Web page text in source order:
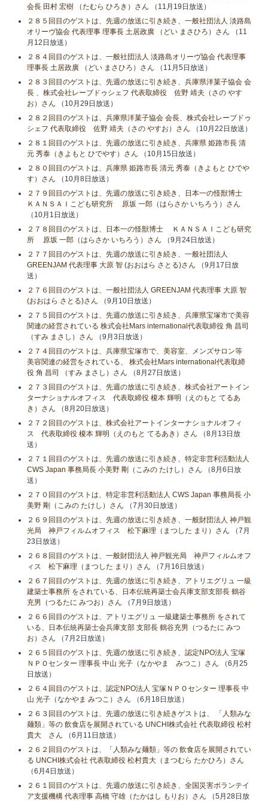
会長 田村 宏樹 （たむら ひろき）さん （11月19日放送）
２８５回目のゲストは、先週の放送に引き続き、一般社団法人 淡路島
オリーヴ協会 代表理事 理事長 土居政廣 （どい まさひろ）さん （11
月12日放送）
２８４回目のゲストは、一般社団法人 淡路島オリーヴ協会 代表理事
理事長 土居政廣 （どい まさひろ）さん （11月5日放送）
２８３回目のゲストは、先週の放送に引き続き、兵庫県洋菓子協会 会
長 、株式会社レーブドゥシェフ 代表取締役 佐野 靖夫（さの やす
お）さん （10月29日放送）
２８２回目のゲストは、兵庫県洋菓子協会 会長、株式会社レーブドゥ
シェフ 代表取締役 佐野 靖夫（さの やすお）さん （10月22日放送）
２８１回目のゲストは、先週の放送に引き続き、兵庫県 姫路市長 清
元 秀泰（きよもと ひでやす）さん （10月15日放送）
２８０回目のゲストは、兵庫県 姫路市長 清元 秀泰（きよもと ひでや
す）さん （10月8日放送）
２７９回目のゲストは、先週の放送に引き続き、日本一の怪獣博士
ＫＡＮＳＡＩこども研究所 原坂 一郎（はらさか いちろう）さん
（10月1日放送）
２７８回目のゲストは、日本一の怪獣博士 ＫＡＮＳＡＩこども研究
所 原坂 一郎（はらさか いちろう）さん （9月24日放送）
２７７回目のゲストは、先週の放送に引き続き、一般社団法人
GREENJAM 代表理事 大原 智 (おおはら さとる)さん （9月17日放
送）
２７６回目のゲストは、一般社団法人 GREENJAM 代表理事 大原 智
(おおはら さとる)さん （9月10日放送）
２７５回目のゲストは、先週の放送に引き続き、兵庫県宝塚市で美容
関連の経営されている 株式会社Mars international代表取締役 角 昌司
（すみ まさし）さん （9月3日放送）
２７４回目のゲストは、兵庫県宝塚市で、美容室、メンズサロン等
美容関連の経営をされている、 株式会社Mars international代表取締
役 角 昌司 （すみ まさし）さん （8月27日放送）
２７３回目のゲストは、先週の放送に引き続き、株式会社アートイン
ターナショナルオフィス 代表取締役 榎本 輝明（えのもと てるあ
き）さん （8月20日放送）
２７２回目のゲストは、株式会社アートインターナショナルオフィ
ス 代表取締役 榎本 輝明（えのもと てるあき）さん （8月13日放
送）
２７１回目のゲストは、先週の放送に引き続き、特定非営利活動法人
CWS Japan 事務局長 小美野 剛（こみの たけし）さん （8月6日放
送）
２７０回目のゲストは、特定非営利活動法人 CWS Japan 事務局長 小
美野 剛（こみの たけし）さん （7月30日放送）
２６９回目のゲストは、先週の放送に引き続き、一般財団法人 神戸観
光局 神戸フィルムオフィス 松下麻理（まつした まり）さん （7月
23日放送）
２６８回目のゲストは、一般財団法人 神戸観光局 神戸フィルムオフ
ィス 松下麻理（まつした まり）さん （7月16日放送）
２６７回目のゲストは、先週の放送に引き続き、アトリエグリュ 一級
建築士事務所 をされている、日本伝統再築士会兵庫支部支部長 鶴谷
充男（つるたに みつお）さん （7月9日放送）
２６６回目のゲストは、アトリエグリュ 一級建築士事務所 をされて
いる、日本伝統再築士会兵庫支部 支部長 鶴谷充男（つるたに みつ
お）さん （7月2日放送）
２６５回目のゲストは、先週の放送に引き続き、認定NPO法人 宝塚
ＮＰＯセンター 理事長 中山 光子（なかやま みつこ）さん （6月25
日放送）
２６４回目のゲストは、認定NPO法人 宝塚ＮＰＯセンター 理事長 中
山 光子（なかやま みつこ）さん （6月18日放送）
２６３回目のゲストは、先週の放送に引き続きゲストは、 「人類みな
麺類」等の 飲食店を展開されている UNCHI株式会社 代表取締役 松村
貴大 さん （6月11日放送）
２６２回目のゲストは、「人類みな麺類」等の 飲食店を展開されてい
る UNCHI株式会社 代表取締役 松村貴大（まつむら たかひろ）さん
（6月4日放送）
２６１回目のゲストは、先週の放送に引き続き、全国災害ボランテイ
ア支援機構 代表理事 高橋 守雄（たかはし もりお）さん （5月28日放